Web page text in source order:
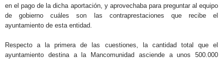
en el pago de la dicha aportación, y aprovechaba para preguntar al equipo
de gobierno cuáles son las contraprestaciones que recibe el
ayuntamiento de esta entidad.
Respecto a la primera de las cuestiones, la cantidad total que el
ayuntamiento destina a la Mancomunidad asciende a unos 500.000